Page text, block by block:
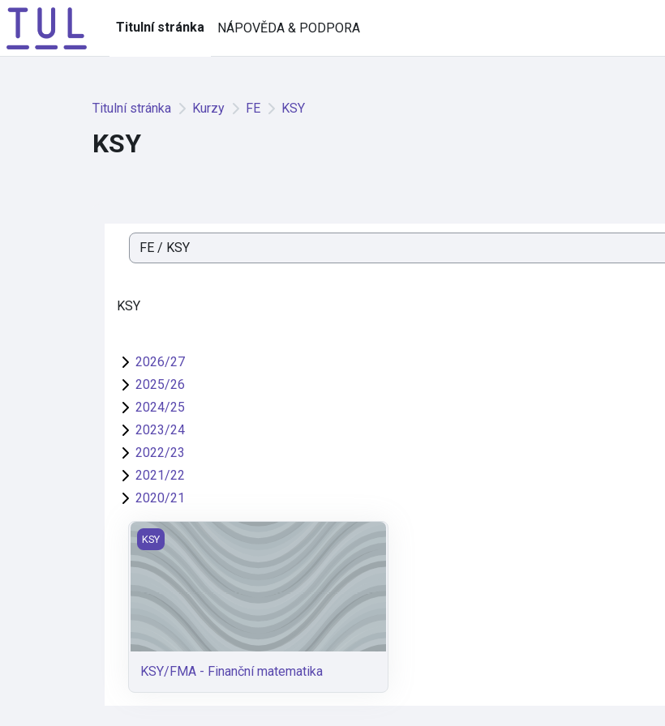
Přejít k hlavnímu obsahu
Titulní stránka
NÁPOVĚDA & PODPORA
Titulní stránka Kurzy FE KSY
KSY
Kategorie kurzů
KSY
2026/27
2025/26
2024/25
2023/24
2022/23
2021/22
2020/21
KSY/FMA - Finanční matematika
KSY
KSY/FMA - Finanční matematika